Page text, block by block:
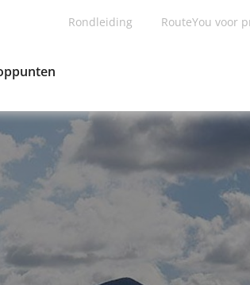
Rondleiding RouteYou voor